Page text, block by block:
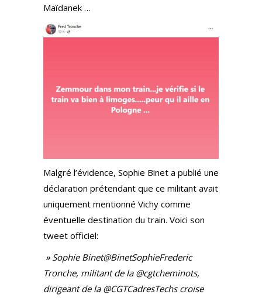
Maïdanek …
Malgré l’évidence, Sophie Binet a publié une
déclaration prétendant que ce militant avait
uniquement mentionné Vichy comme
éventuelle destination du train. Voici son
tweet officiel:
» Sophie Binet@BinetSophieFrederic
Tronche, militant de la @cgtcheminots,
dirigeant de la @CGTCadresTechs croise